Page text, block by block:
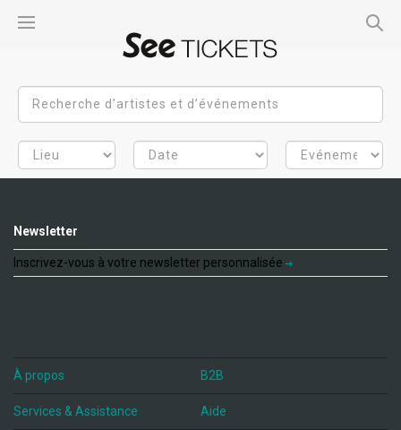
Newsletter
Inscrivez-vous à votre newsletter personnalisée
À propos B2B
Services & Assistance Aide